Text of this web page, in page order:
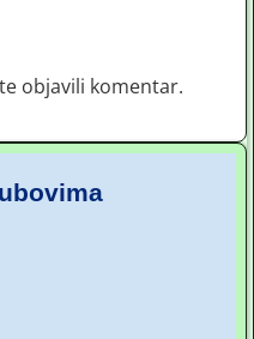
objavili komentar.